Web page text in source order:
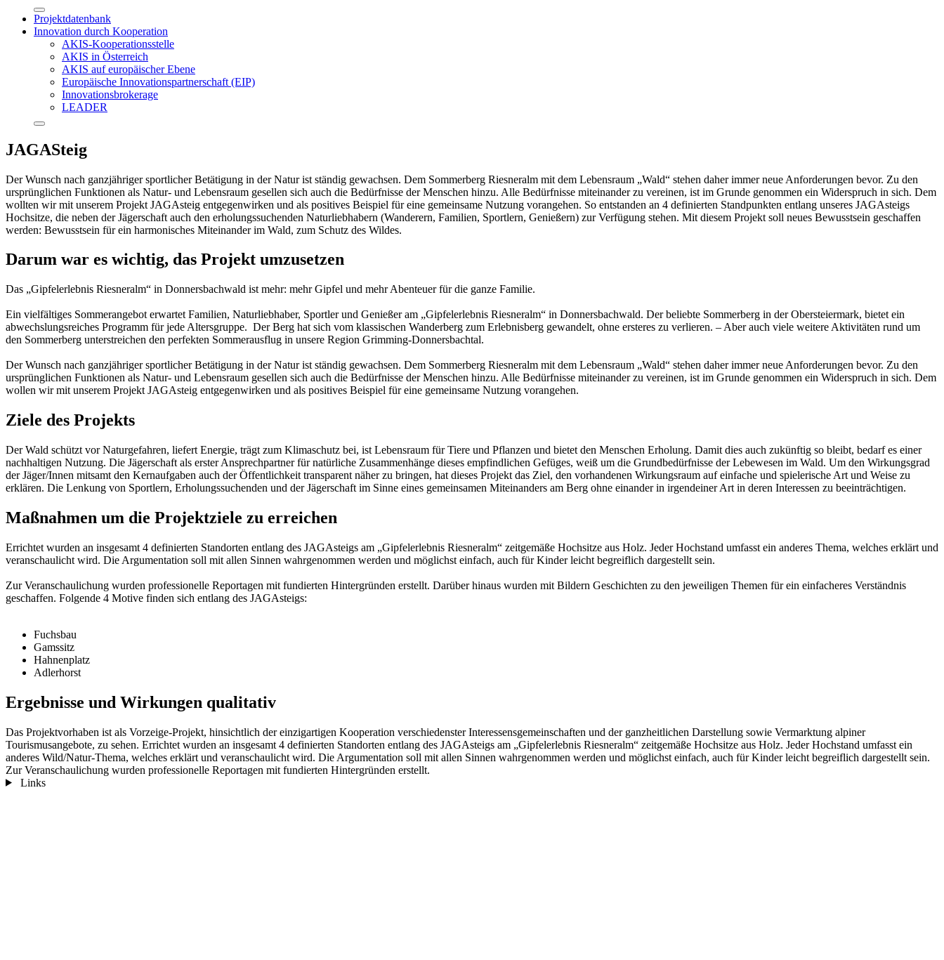
Projektdatenbank
Innovation durch Kooperation
AKIS-Kooperationsstelle
AKIS in Österreich
AKIS auf europäischer Ebene
Europäische Innovationspartnerschaft (EIP)
Innovationsbrokerage
LEADER
JAGASteig
Der Wunsch nach ganzjähriger sportlicher Betätigung in der Natur ist ständig gewachsen. Dem Sommerberg Riesneralm mit dem Lebensraum „Wald“ stehen daher immer neue Anforderungen bevor. Zu den
ursprünglichen Funktionen als Natur- und Lebensraum gesellen sich auch die Bedürfnisse der Menschen hinzu. Alle Bedürfnisse miteinander zu vereinen, ist im Grunde genommen ein Widerspruch in sich. Dem
wollten wir mit unserem Projekt JAGAsteig entgegenwirken und als positives Beispiel für eine gemeinsame Nutzung vorangehen. So entstanden an 4 definierten Standpunkten entlang unseres JAGAsteigs
Hochsitze, die neben der Jägerschaft auch den erholungssuchenden Naturliebhabern (Wanderern, Familien, Sportlern, Genießern) zur Verfügung stehen. Mit diesem Projekt soll neues Bewusstsein geschaffen
werden: Bewusstsein für ein harmonisches Miteinander im Wald, zum Schutz des Wildes.
Darum war es wichtig, das Projekt umzusetzen
Das „Gipfelerlebnis Riesneralm“ in Donnersbachwald ist mehr: mehr Gipfel und mehr Abenteuer für die ganze Familie.
Ein vielfältiges Sommerangebot erwartet Familien, Naturliebhaber, Sportler und Genießer am „Gipfelerlebnis Riesneralm“ in Donnersbachwald. Der beliebte Sommerberg in der Obersteiermark, bietet ein
abwechslungsreiches Programm für jede Altersgruppe. Der Berg hat sich vom klassischen Wanderberg zum Erlebnisberg gewandelt, ohne ersteres zu verlieren. – Aber auch viele weitere Aktivitäten rund um
den Sommerberg unterstreichen den perfekten Sommerausflug in unsere Region Grimming-Donnersbachtal.
Der Wunsch nach ganzjähriger sportlicher Betätigung in der Natur ist ständig gewachsen. Dem Sommerberg Riesneralm mit dem Lebensraum „Wald“ stehen daher immer neue Anforderungen bevor. Zu den
ursprünglichen Funktionen als Natur- und Lebensraum gesellen sich auch die Bedürfnisse der Menschen hinzu. Alle Bedürfnisse miteinander zu vereinen, ist im Grunde genommen ein Widerspruch in sich. Dem
wollen wir mit unserem Projekt JAGAsteig entgegenwirken und als positives Beispiel für eine gemeinsame Nutzung vorangehen.
Ziele des Projekts
Der Wald schützt vor Naturgefahren, liefert Energie, trägt zum Klimaschutz bei, ist Lebensraum für Tiere und Pflanzen und bietet den Menschen Erholung. Damit dies auch zukünftig so bleibt, bedarf es einer
nachhaltigen Nutzung. Die Jägerschaft als erster Ansprechpartner für natürliche Zusammenhänge dieses empfindlichen Gefüges, weiß um die Grundbedürfnisse der Lebewesen im Wald. Um den Wirkungsgrad
der Jäger/Innen mitsamt den Kernaufgaben auch der Öffentlichkeit transparent näher zu bringen, hat dieses Projekt das Ziel, den vorhandenen Wirkungsraum auf einfache und spielerische Art und Weise zu
erklären. Die Lenkung von Sportlern, Erholungssuchenden und der Jägerschaft im Sinne eines gemeinsamen Miteinanders am Berg ohne einander in irgendeiner Art in deren Interessen zu beeinträchtigen.
Maßnahmen um die Projektziele zu erreichen
Errichtet wurden an insgesamt 4 definierten Standorten entlang des JAGAsteigs am „Gipfelerlebnis Riesneralm“ zeitgemäße Hochsitze aus Holz. Jeder Hochstand umfasst ein anderes Thema, welches erklärt und
veranschaulicht wird. Die Argumentation soll mit allen Sinnen wahrgenommen werden und möglichst einfach, auch für Kinder leicht begreiflich dargestellt sein.
Zur Veranschaulichung wurden professionelle Reportagen mit fundierten Hintergründen erstellt. Darüber hinaus wurden mit Bildern Geschichten zu den jeweiligen Themen für ein einfacheres Verständnis
geschaffen. Folgende 4 Motive finden sich entlang des JAGAsteigs:
Fuchsbau
Gamssitz
Hahnenplatz
Adlerhorst
Ergebnisse und Wirkungen qualitativ
Das Projektvorhaben ist als Vorzeige-Projekt, hinsichtlich der einzigartigen Kooperation verschiedenster Interessensgemeinschaften und der ganzheitlichen Darstellung sowie Vermarktung alpiner
Tourismusangebote, zu sehen. Errichtet wurden an insgesamt 4 definierten Standorten entlang des JAGAsteigs am „Gipfelerlebnis Riesneralm“ zeitgemäße Hochsitze aus Holz. Jeder Hochstand umfasst ein
anderes Wild/Natur-Thema, welches erklärt und veranschaulicht wird. Die Argumentation soll mit allen Sinnen wahrgenommen werden und möglichst einfach, auch für Kinder leicht begreiflich dargestellt sein.
Zur Veranschaulichung wurden professionelle Reportagen mit fundierten Hintergründen erstellt.
Links